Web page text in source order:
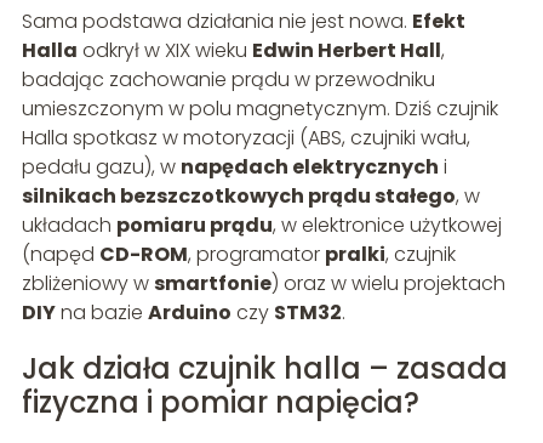
Sama podstawa działania nie jest nowa. Efekt
Halla odkrył w XIX wieku Edwin Herbert Hall,
badając zachowanie prądu w przewodniku
umieszczonym w polu magnetycznym. Dziś czujnik
Halla spotkasz w motoryzacji (ABS, czujniki wału,
pedału gazu), w napędach elektrycznych i
silnikach bezszczotkowych prądu stałego, w
układach pomiaru prądu, w elektronice użytkowej
(napęd CD-ROM, programator pralki, czujnik
zbliżeniowy wsmartfonie) oraz w wielu projektach
DIYna bazie Arduino czy STM32.
Jak działa czujnik halla – zasada
fizyczna i pomiar napięcia?